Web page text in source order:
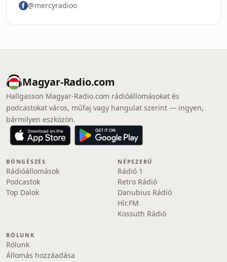
@mercyradioo
Magyar-Radio.com
Hallgasson Magyar-Radio.com rádióállomásokat és
podcastokat város, műfaj vagy hangulat szerint — ingyen,
bármilyen eszközön.
BÖNGÉSZÉS
Rádióállomások
Podcastok
Top Dalok
NÉPSZERŰ
Rádió 1
Retro Rádió
Danubius Rádió
Hír.FM
Kossuth Rádió
RÓLUNK
Rólunk
Állomás hozzáadása